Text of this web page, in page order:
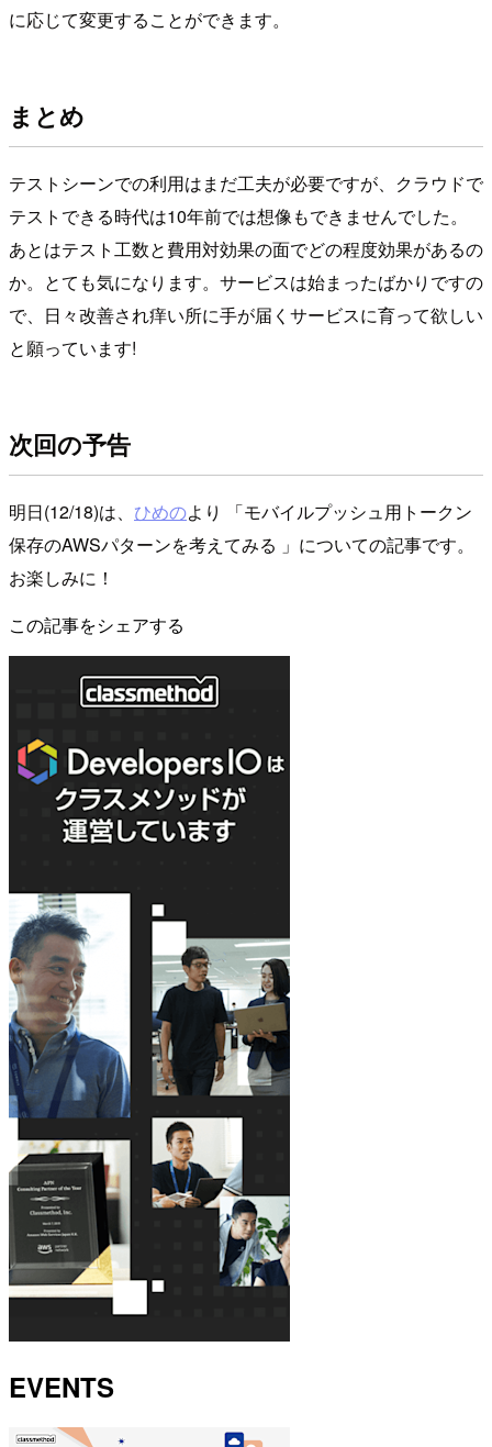
に応じて変更することができます。
まとめ
テストシーンでの利用はまだ工夫が必要ですが、クラウドで
テストできる時代は10年前では想像もできませんでした。
あとはテスト工数と費用対効果の面でどの程度効果があるの
か。とても気になります。サービスは始まったばかりですの
で、日々改善され痒い所に手が届くサービスに育って欲しい
と願っています!
次回の予告
明日(12/18)は、 ひめのより 「モバイルプッシュ用トークン
保存のAWSパターンを考えてみる 」についての記事です。
お楽しみに！
この記事をシェアする
EVENTS